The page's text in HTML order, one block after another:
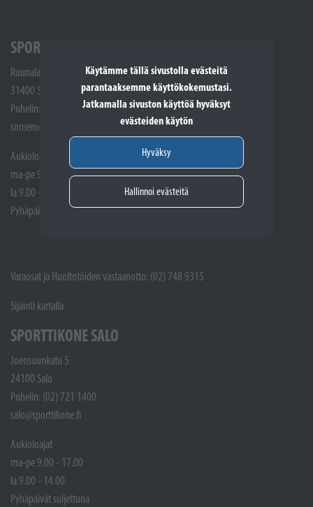
Käytämme tällä sivustolla evästeitä
parantaaksemme käyttökokemustasi.
Jatkamalla sivuston käyttöä hyväksyt
evästeiden käytön
Hyväksy
Hallinnoi evästeitä
SPORTTIKONE SOMERO
Ruunalantie 5
31400 Somero
Puhelin: (02) 748 9300
somero@sporttikone.fi
Aukioloajat
ma-pe 9.00 - 17.00
la 9.00 - 14.00
Pyhäpäivät suljettuna
Varaosat ja Huoltotöiden vastaanotto: (02) 748 9315
Sijainti kartalla
SPORTTIKONE SALO
Joensuunkatu 5
24100 Salo
Puhelin: (02) 721 1400
salo@sporttikone.fi
Aukioloajat
ma-pe 9.00 - 17.00
la 9.00 - 14.00
Pyhäpäivät suljettuna